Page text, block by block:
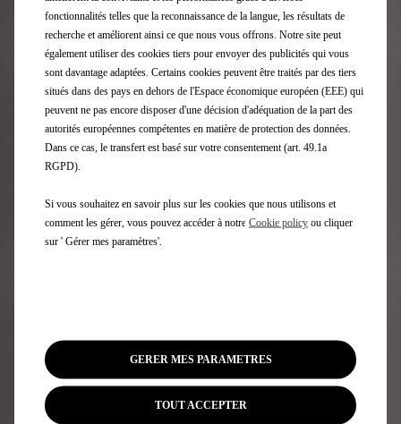
fonctionnalités telles que la reconnaissance de la langue, les résultats de
recherche et améliorent ainsi ce que nous vous offrons. Notre site peut
également utiliser des cookies tiers pour envoyer des publicités qui vous
sont davantage adaptées. Certains cookies peuvent être traités par des tiers
situés dans des pays en dehors de l'Espace économique européen (EEE) qui
peuvent ne pas encore disposer d'une décision d'adéquation de la part des
autorités européennes compétentes en matière de protection des données.
Dans ce cas, le transfert est basé sur votre consentement (art. 49.1a
RGPD).
Si vous souhaitez en savoir plus sur les cookies que nous utilisons et
comment les gérer, vous pouvez accéder à notre Cookie policy ou cliquer
sur ' Gérer mes paramètres'.
GERER MES PARAMETRES
TOUT ACCEPTER